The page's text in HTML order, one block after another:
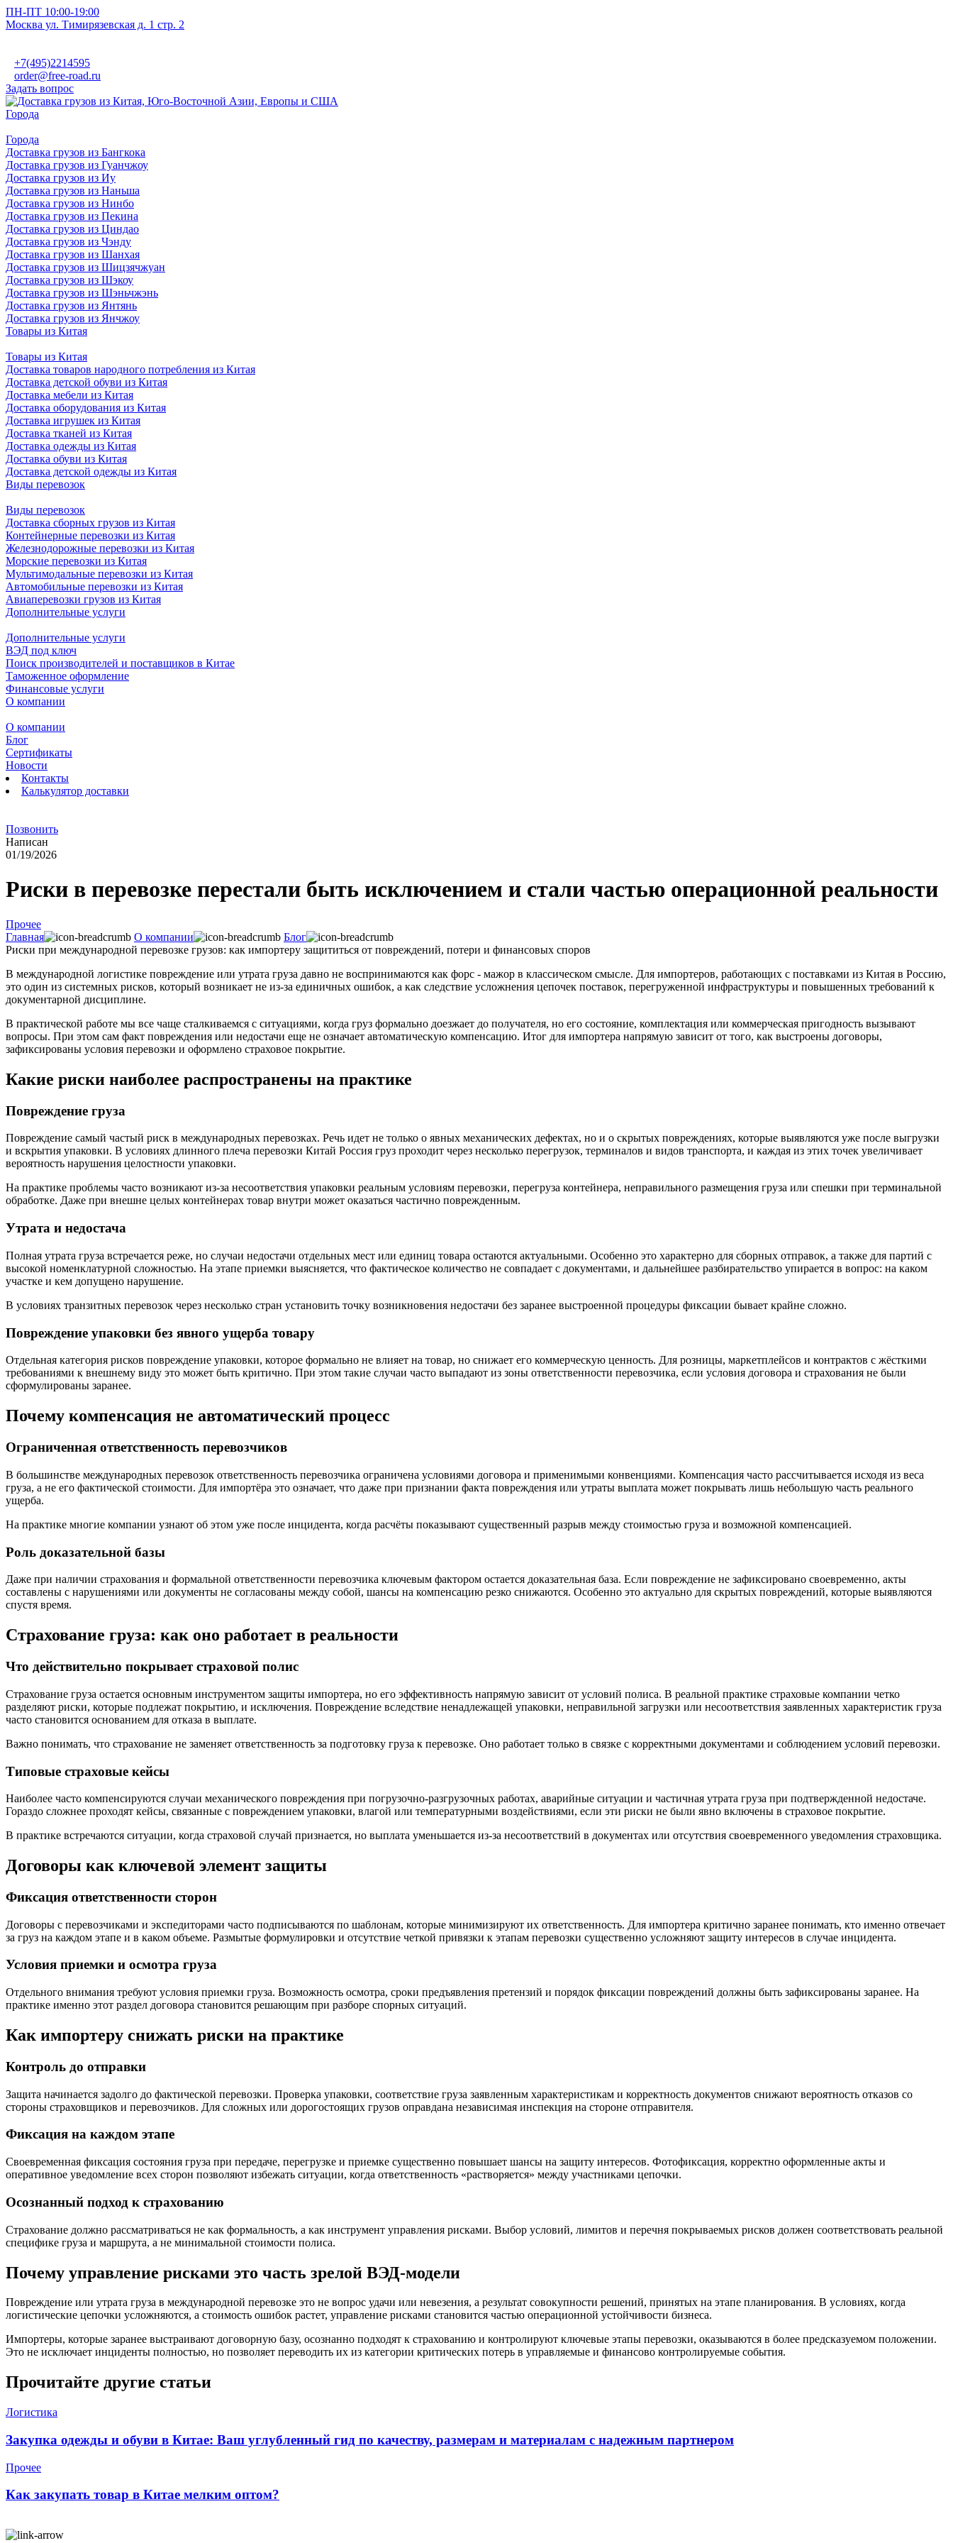
ПН-ПТ 10:00-19:00
Москва ул. Тимирязевская д. 1 стр. 2
+7(495)2214595
order@free-road.ru
Задать вопрос
Города
Города
Доставка грузов из Бангкока
Доставка грузов из Гуанчжоу
Доставка грузов из Иу
Доставка грузов из Наньша
Доставка грузов из Нинбо
Доставка грузов из Пекина
Доставка грузов из Циндао
Доставка грузов из Чэнду
Доставка грузов из Шанхая
Доставка грузов из Шицзячжуан
Доставка грузов из Шэкоу
Доставка грузов из Шэньчжэнь
Доставка грузов из Янтянь
Доставка грузов из Янчжоу
Товары из Китая
Товары из Китая
Доставка товаров народного потребления из Китая
Доставка детской обуви из Китая
Доставка мебели из Китая
Доставка оборудования из Китая
Доставка игрушек из Китая
Доставка тканей из Китая
Доставка одежды из Китая
Доставка обуви из Китая
Доставка детской одежды из Китая
Виды перевозок
Виды перевозок
Доставка сборных грузов из Китая
Контейнерные перевозки из Китая
Железнодорожные перевозки из Китая
Морские перевозки из Китая
Мультимодальные перевозки из Китая
Автомобильные перевозки из Китая
Авиаперевозки грузов из Китая
Дополнительные услуги
Дополнительные услуги
ВЭД под ключ
Поиск производителей и поставщиков в Китае
Таможенное оформление
Финансовые услуги
О компании
О компании
Блог
Сертификаты
Новости
Контакты
Калькулятор доставки
Позвонить
Написан
01/19/2026
Риски в перевозке перестали быть исключением и стали частью операционной реальности
Прочее
Главная
О компании
Блог
Риски при международной перевозке грузов: как импортеру защититься от повреждений, потери и финансовых споров
В международной логистике повреждение или утрата груза давно не воспринимаются как форс - мажор в классическом смысле. Для импортеров, работающих с поставками из Китая в Россию,
это один из системных рисков, который возникает не из-за единичных ошибок, а как следствие усложнения цепочек поставок, перегруженной инфраструктуры и повышенных требований к
документарной дисциплине.
В практической работе мы все чаще сталкиваемся с ситуациями, когда груз формально доезжает до получателя, но его состояние, комплектация или коммерческая пригодность вызывают
вопросы. При этом сам факт повреждения или недостачи еще не означает автоматическую компенсацию. Итог для импортера напрямую зависит от того, как выстроены договоры,
зафиксированы условия перевозки и оформлено страховое покрытие.
Какие риски наиболее распространены на практике
Повреждение груза
Повреждение самый частый риск в международных перевозках. Речь идет не только о явных механических дефектах, но и о скрытых повреждениях, которые выявляются уже после выгрузки
и вскрытия упаковки. В условиях длинного плеча перевозки Китай Россия груз проходит через несколько перегрузок, терминалов и видов транспорта, и каждая из этих точек увеличивает
вероятность нарушения целостности упаковки.
На практике проблемы часто возникают из-за несоответствия упаковки реальным условиям перевозки, перегруза контейнера, неправильного размещения груза или спешки при терминальной
обработке. Даже при внешне целых контейнерах товар внутри может оказаться частично поврежденным.
Утрата и недостача
Полная утрата груза встречается реже, но случаи недостачи отдельных мест или единиц товара остаются актуальными. Особенно это характерно для сборных отправок, а также для партий с
высокой номенклатурной сложностью. На этапе приемки выясняется, что фактическое количество не совпадает с документами, и дальнейшее разбирательство упирается в вопрос: на каком
участке и кем допущено нарушение.
В условиях транзитных перевозок через несколько стран установить точку возникновения недостачи без заранее выстроенной процедуры фиксации бывает крайне сложно.
Повреждение упаковки без явного ущерба товару
Отдельная категория рисков повреждение упаковки, которое формально не влияет на товар, но снижает его коммерческую ценность. Для розницы, маркетплейсов и контрактов с жёсткими
требованиями к внешнему виду это может быть критично. При этом такие случаи часто выпадают из зоны ответственности перевозчика, если условия договора и страхования не были
сформулированы заранее.
Почему компенсация не автоматический процесс
Ограниченная ответственность перевозчиков
В большинстве международных перевозок ответственность перевозчика ограничена условиями договора и применимыми конвенциями. Компенсация часто рассчитывается исходя из веса
груза, а не его фактической стоимости. Для импортёра это означает, что даже при признании факта повреждения или утраты выплата может покрывать лишь небольшую часть реального
ущерба.
На практике многие компании узнают об этом уже после инцидента, когда расчёты показывают существенный разрыв между стоимостью груза и возможной компенсацией.
Роль доказательной базы
Даже при наличии страхования и формальной ответственности перевозчика ключевым фактором остается доказательная база. Если повреждение не зафиксировано своевременно, акты
составлены с нарушениями или документы не согласованы между собой, шансы на компенсацию резко снижаются. Особенно это актуально для скрытых повреждений, которые выявляются
спустя время.
Страхование груза: как оно работает в реальности
Что действительно покрывает страховой полис
Страхование груза остается основным инструментом защиты импортера, но его эффективность напрямую зависит от условий полиса. В реальной практике страховые компании четко
разделяют риски, которые подлежат покрытию, и исключения. Повреждение вследствие ненадлежащей упаковки, неправильной загрузки или несоответствия заявленных характеристик груза
часто становится основанием для отказа в выплате.
Важно понимать, что страхование не заменяет ответственность за подготовку груза к перевозке. Оно работает только в связке с корректными документами и соблюдением условий перевозки.
Типовые страховые кейсы
Наиболее часто компенсируются случаи механического повреждения при погрузочно-разгрузочных работах, аварийные ситуации и частичная утрата груза при подтвержденной недостаче.
Гораздо сложнее проходят кейсы, связанные с повреждением упаковки, влагой или температурными воздействиями, если эти риски не были явно включены в страховое покрытие.
В практике встречаются ситуации, когда страховой случай признается, но выплата уменьшается из-за несоответствий в документах или отсутствия своевременного уведомления страховщика.
Договоры как ключевой элемент защиты
Фиксация ответственности сторон
Договоры с перевозчиками и экспедиторами часто подписываются по шаблонам, которые минимизируют их ответственность. Для импортера критично заранее понимать, кто именно отвечает
за груз на каждом этапе и в каком объеме. Размытые формулировки и отсутствие четкой привязки к этапам перевозки существенно усложняют защиту интересов в случае инцидента.
Условия приемки и осмотра груза
Отдельного внимания требуют условия приемки груза. Возможность осмотра, сроки предъявления претензий и порядок фиксации повреждений должны быть зафиксированы заранее. На
практике именно этот раздел договора становится решающим при разборе спорных ситуаций.
Как импортеру снижать риски на практике
Контроль до отправки
Защита начинается задолго до фактической перевозки. Проверка упаковки, соответствие груза заявленным характеристикам и корректность документов снижают вероятность отказов со
стороны страховщиков и перевозчиков. Для сложных или дорогостоящих грузов оправдана независимая инспекция на стороне отправителя.
Фиксация на каждом этапе
Своевременная фиксация состояния груза при передаче, перегрузке и приемке существенно повышает шансы на защиту интересов. Фотофиксация, корректно оформленные акты и
оперативное уведомление всех сторон позволяют избежать ситуации, когда ответственность «растворяется» между участниками цепочки.
Осознанный подход к страхованию
Страхование должно рассматриваться не как формальность, а как инструмент управления рисками. Выбор условий, лимитов и перечня покрываемых рисков должен соответствовать реальной
специфике груза и маршрута, а не минимальной стоимости полиса.
Почему управление рисками это часть зрелой ВЭД-модели
Повреждение или утрата груза в международной перевозке это не вопрос удачи или невезения, а результат совокупности решений, принятых на этапе планирования. В условиях, когда
логистические цепочки усложняются, а стоимость ошибок растет, управление рисками становится частью операционной устойчивости бизнеса.
Импортеры, которые заранее выстраивают договорную базу, осознанно подходят к страхованию и контролируют ключевые этапы перевозки, оказываются в более предсказуемом положении.
Это не исключает инциденты полностью, но позволяет переводить их из категории критических потерь в управляемые и финансово контролируемые события.
Прочитайте другие статьи
Логистика
Закупка одежды и обуви в Китае: Ваш углубленный гид по качеству, размерам и материалам с надежным партнером
Прочее
Как закупать товар в Китае мелким оптом?